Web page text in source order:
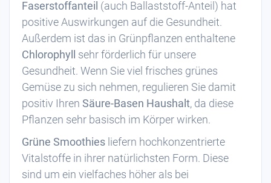
Faserstoffanteil (auch Ballaststoff-Anteil) hat
positive Auswirkungen auf die Gesundheit.
Außerdem ist das in Grünpflanzen enthaltene
Chlorophyll sehr förderlich für unsere
Gesundheit. Wenn Sie viel frisches grünes
Gemüse zu sich nehmen, regulieren Sie damit
positiv Ihren Säure-Basen Haushalt, da diese
Pflanzen sehr basisch im Körper wirken.
Grüne Smoothies liefern hochkonzentrierte
Vitalstoffe in ihrer natürlichsten Form. Diese
sind um ein vielfaches höher als bei